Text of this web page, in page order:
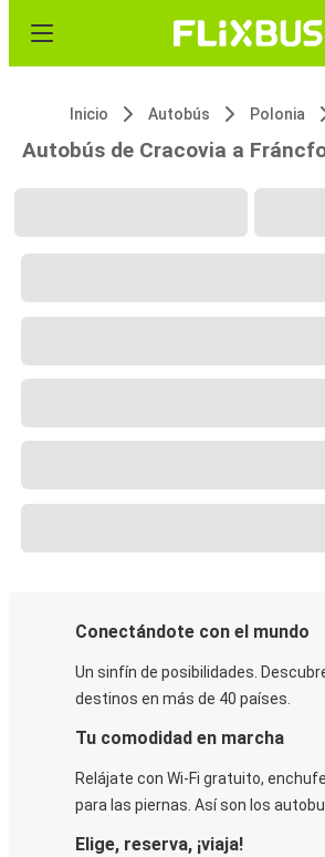
Inicio Autobús Polonia
Autobús de Cracovia a
Conectándote con el mundo
Un sinfín de posibilidades.
destinos en más de 40 países.
Tu comodidad en marcha
Relájate con Wi-Fi gratuito,
para las piernas. Así son los
Elige, reserva, ¡viaja!